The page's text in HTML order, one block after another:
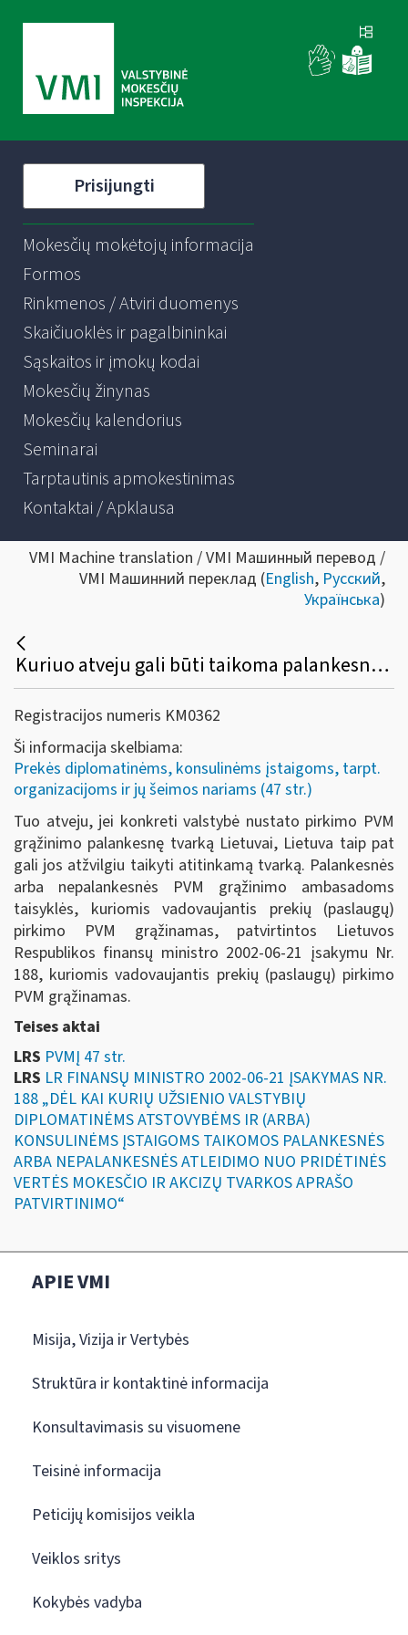
Prisijungti
Mokesčių mokėtojų informacija
Formos
Rinkmenos / Atviri duomenys
Skaičiuoklės ir pagalbininkai
Sąskaitos ir įmokų kodai
Mokesčių žinynas
Mokesčių kalendorius
Seminarai
Tarptautinis apmokestinimas
Kontaktai / Apklausa
VMI Machine translation / VMI Машинный перевод /
VMI Машинний переклад (English, Русский,
Українська)
Kuriuo atveju gali būti taikoma palankesnė ar nepalankesnė PVM grąžinimo tvarka?
Registracijos numeris KM0362
Ši informacija skelbiama:
Prekės diplomatinėms, konsulinėms įstaigoms, tarpt.
organizacijoms ir jų šeimos nariams (47 str.)
Tuo atveju, jei konkreti valstybė nustato pirkimo PVM
grąžinimo palankesnę tvarką Lietuvai, Lietuva taip pat
gali jos atžvilgiu taikyti atitinkamą tvarką. Palankesnės
arba nepalankesnės PVM grąžinimo ambasadoms
taisyklės, kuriomis vadovaujantis prekių (paslaugų)
pirkimo PVM grąžinamas, patvirtintos Lietuvos
Respublikos finansų ministro 2002-06-21 įsakymu Nr.
188, kuriomis vadovaujantis prekių (paslaugų) pirkimo
PVM grąžinamas.
Teises aktai
LRS PVMĮ 47 str.
LRS LR FINANSŲ MINISTRO 2002-06-21 ĮSAKYMAS NR.
188 „DĖL KAI KURIŲ UŽSIENIO VALSTYBIŲ
DIPLOMATINĖMS ATSTOVYBĖMS IR (ARBA)
KONSULINĖMS ĮSTAIGOMS TAIKOMOS PALANKESNĖS
ARBA NEPALANKESNĖS ATLEIDIMO NUO PRIDĖTINĖS
VERTĖS MOKESČIO IR AKCIZŲ TVARKOS APRAŠO
PATVIRTINIMO“
APIE VMI
Misija, Vizija ir Vertybės
Struktūra ir kontaktinė informacija
Konsultavimasis su visuomene
Teisinė informacija
Peticijų komisijos veikla
Veiklos sritys
Kokybės vadyba